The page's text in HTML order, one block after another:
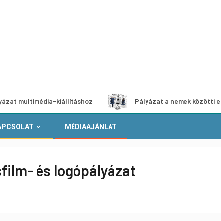
kiállításhoz Pályázat a nemek közötti egyenlőség
MÉDIAAJÁNLAT
és logópályázat